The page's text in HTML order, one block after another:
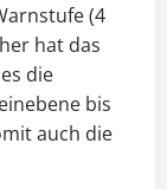
(4
hat das
die
bis
auch die